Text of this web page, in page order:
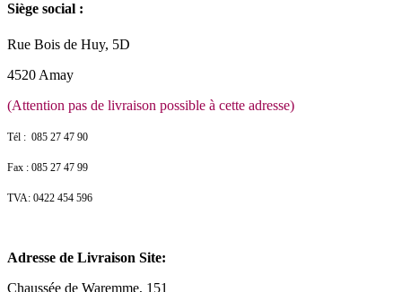
Siège social :
Rue Bois de Huy, 5D
4520 Amay
(Attention pas de livraison possible à cette adresse)
Tél : 085 27 47 90
Fax : 085 27 47 99
TVA: 0422 454 596
Adresse de Livraison Site:
Chaussée de Waremme, 151